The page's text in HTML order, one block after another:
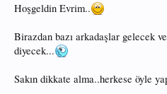
Hoşgeldin Evrim..
Birazdan bazı arkadaşlar gelecek
diyecek...
Sakın dikkate alma..herkese öyle